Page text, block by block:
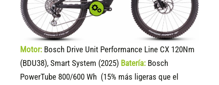
Motor: Bosch Drive Unit Performance Line CX 120Nm
(BDU38), Smart System (2025) Batería: Bosch
PowerTube 800/600 Wh (15% más ligeras que el